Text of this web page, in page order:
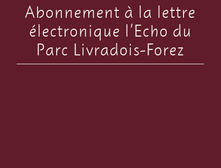
Abonnement à la lettre
électronique l’Echo du
Parc Livradois-Forez